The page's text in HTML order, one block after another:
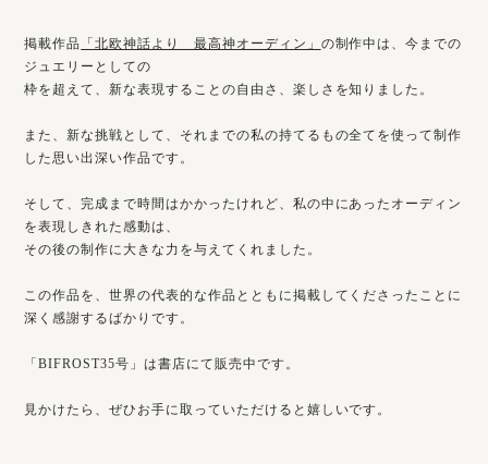
掲載作品 「北欧神話より 最高神オーディン」 の制作中は、今までの
ジュエリーとしての
枠を超えて、新な表現することの自由さ、楽しさを知りました。
また、新な挑戦として、それまでの私の持てるもの全てを使って制作
した思い出深い作品です。
そして、完成まで時間はかかったけれど、私の中にあったオーディン
を表現しきれた感動は、
その後の制作に大きな力を与えてくれました。
この作品を、世界の代表的な作品とともに掲載してくださったことに
深く感謝するばかりです。
「BIFROST35号」は書店にて販売中です。
見かけたら、ぜひお手に取っていただけると嬉しいです。